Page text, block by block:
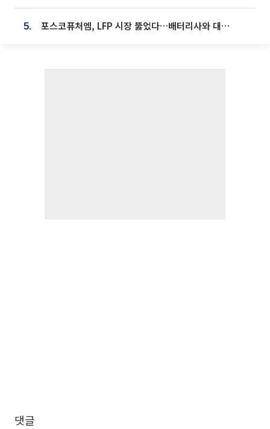
5. 포스코퓨처엠, LFP 시장 뚫었다…배터리사와 대규모 장기 공급 합의
댓글